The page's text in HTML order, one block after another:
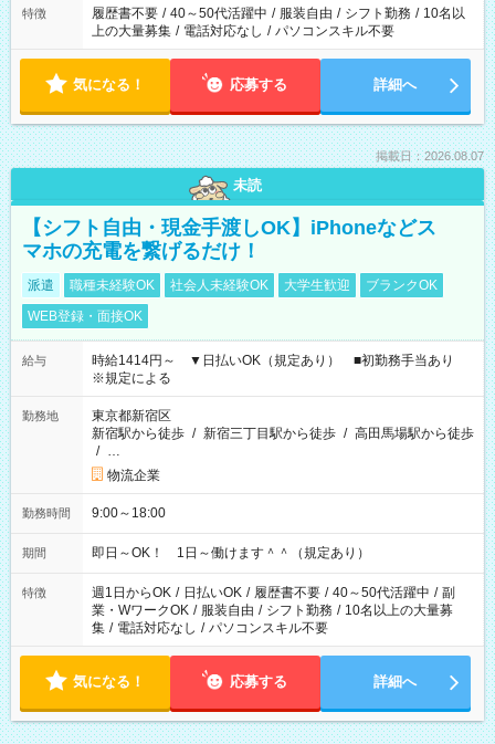
特徴 履歴書不要 / 40～50代活躍中 / 服装自由 / シフト勤務 / 10名以
上の大量募集 / 電話対応なし / パソコンスキル不要
気になる！ 応募する 詳細へ
掲載日：2026.08.07
未読
【シフト自由・現金手渡しOK】iPhoneなどス
マホの充電を繋げるだけ！
派遣 職種未経験OK 社会人未経験OK 大学生歓迎
ブランクOK
WEB登録・面接OK
給与
時給1414円～ ▼日払いOK（規定あり） ■初勤務手当あり
※規定による
勤務地
東京都新宿区
新宿駅から徒歩 / 新宿三丁目駅から徒歩 / 高田馬場駅から徒歩
/ …
物流企業
勤務時間 9:00～18:00
期間 即日～OK！ 1日～働けます＾＾（規定あり）
特徴 週1日からOK / 日払いOK / 履歴書不要 / 40～50代活躍中 / 副
業・WワークOK / 服装自由 / シフト勤務 / 10名以上の大量募
集 / 電話対応なし / パソコンスキル不要
気になる！ 応募する 詳細へ